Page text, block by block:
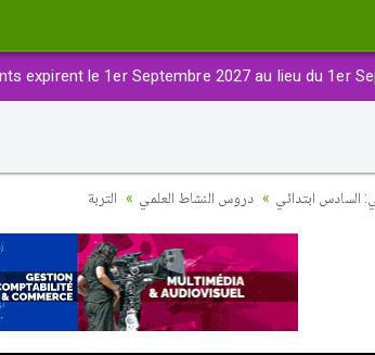
expirent le 1er Septembre 2027 au lieu du 1er
السادس ابتدائي دروس النشاط العلمي التربة